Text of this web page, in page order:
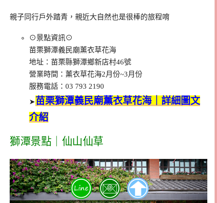
親子同行戶外踏青，親近大自然也是很棒的旅程唷
⊙景點資訊⊙
苗栗獅潭義民廟薰衣草花海
地址：苗栗縣獅潭鄉新店村46號
營業時間：薰衣草花海2月份~3月份
服務電話：03 793 2190
➤苗栗獅潭義民廟薰衣草花海｜詳細圖文
介紹
獅潭景點｜仙山仙草